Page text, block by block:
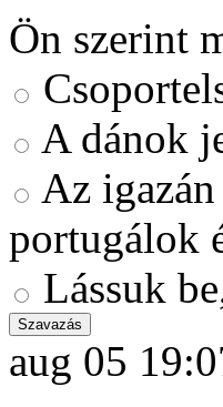
Ön szerint
A dánok
Az igazán
portugálok
Lássuk
aug 05